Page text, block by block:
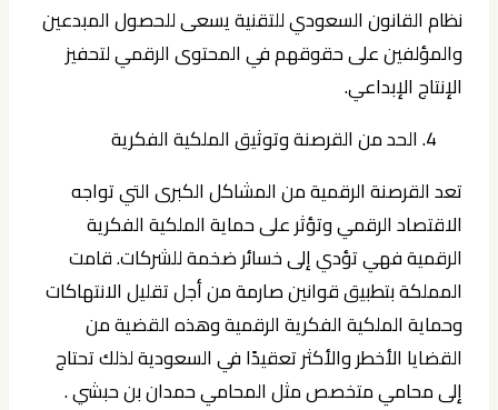
نظام القانون السعودي للتقنية يسعى للحصول المبدعين
والمؤلفين على حقوقهم في المحتوى الرقمي لتحفيز
الإنتاج الإبداعي.
الحد من القرصنة وتوثيق الملكية الفكرية
تعد القرصنة الرقمية من المشاكل الكبرى التي تواجه
الاقتصاد الرقمي وتؤثر على حماية الملكية الفكرية
الرقمية فهي تؤدي إلى خسائر ضخمة للشركات. قامت
المملكة بتطبيق قوانين صارمة من أجل تقليل الانتهاكات
وحماية الملكية الفكرية الرقمية وهذه القضية من
القضايا الأخطر والأكثر تعقيدًا في السعودية لذلك تحتاج
إلى محامي متخصص مثل المحامي حمدان بن حبشي .